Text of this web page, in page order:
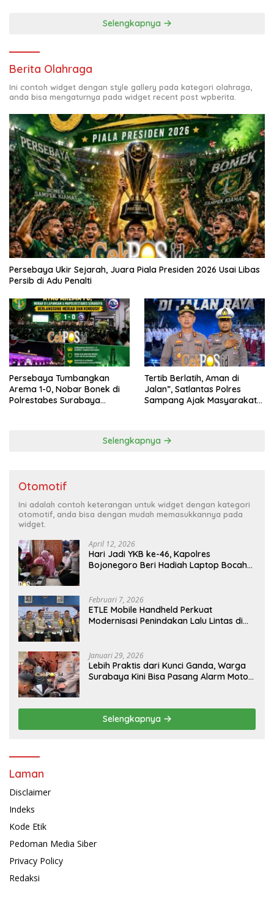
Selengkapnya
Berita Olahraga
Ini contoh widget dengan style gallery pada kategori olahraga,
anda bisa mengaturnya pada widget recent post wpberita.
Persebaya Ukir Sejarah, Juara Piala Presiden 2026 Usai Libas
Persib di Adu Penalti
Persebaya Tumbangkan
Arema 1-0, Nobar Bonek di
Polrestabes Surabaya
Tertib Berlatih, Aman di
Jalan”, Satlantas Polres
Sampang Ajak Masyarakat
Selengkapnya
Otomotif
Ini adalah contoh keterangan untuk widget dengan kategori
otomotif, anda bisa dengan mudah memasukkannya pada
widget.
April 12, 2026
Hari Jadi YKB ke-46, Kapolres
Bojonegoro Beri Hadiah Laptop Bocah
Februari 7, 2026
ETLE Mobile Handheld Perkuat
Modernisasi Penindakan Lalu Lintas di
Januari 29, 2026
Lebih Praktis dari Kunci Ganda, Warga
Surabaya Kini Bisa Pasang Alarm Motor
Selengkapnya
Laman
Disclaimer
Indeks
Kode Etik
Pedoman Media Siber
Privacy Policy
Redaksi